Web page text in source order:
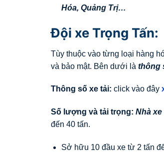
Hóa, Quảng Trị…
Đội xe Trọng Tấn:
Tùy thuộc vào từng loại hàng
và bảo mật. Bên dưới là thông
Thông số xe tải: click vào đây
Số lượng và tải trọng: Nhà
đến 40 tấn.
Sở hữu 10 đầu xe từ 2 tấn